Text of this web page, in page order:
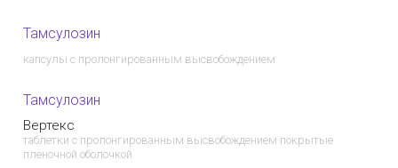
Тамсулозин
капсулы с пролонгированным высвобождением
Тамсулозин
Вертекс
таблетки с пролонгированным высвобождением покрытые
пленочной оболочкой